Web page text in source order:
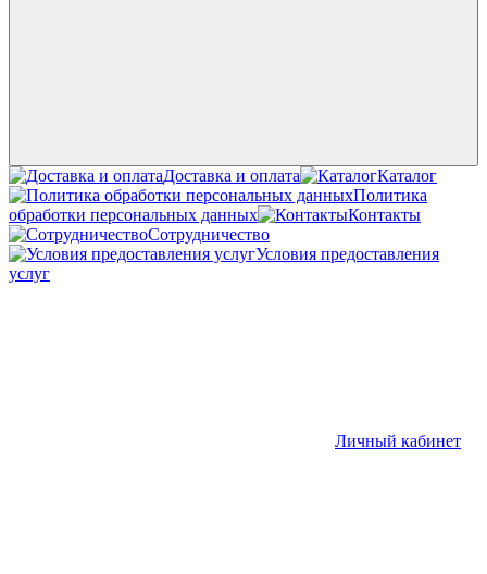
Доставка и оплата
Каталог
Политика
обработки персональных данных
Контакты
Сотрудничество
Условия предоставления
услуг
Личный кабинет